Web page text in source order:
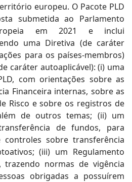
europeu. O Pacote PLD
submetida ao Parlamento
em 2021 e inclui
uma Diretiva (de caráter
para os países-membros)
caráter autoaplicável): (i) uma
com orientações sobre as
Financeira internas, sobre as
Risco e sobre os registros de
de outros temas; (ii) um
de fundos, para
controles sobre transferência
(iii) um Regulamento
normas de vigência
obrigadas a possuírem